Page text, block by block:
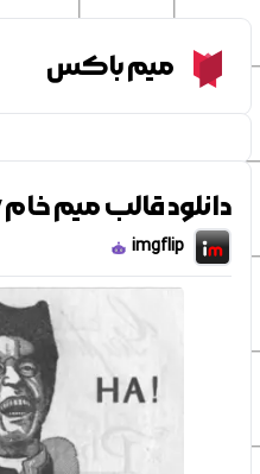
Meme Boxمیم باکس
دانلود قالب میم خام Ha! Ha! Guy
imgflip